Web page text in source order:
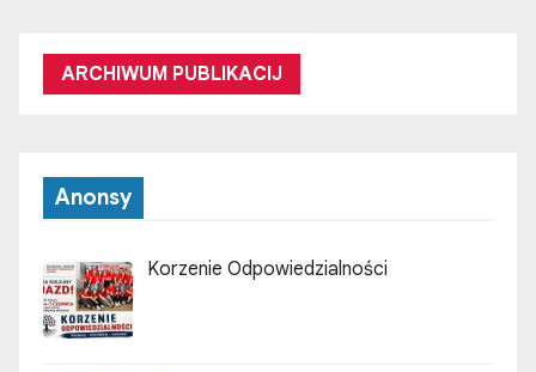
ARCHIWUM PUBLIKACIJ
Anonsy
Korzenie Odpowiedzialności